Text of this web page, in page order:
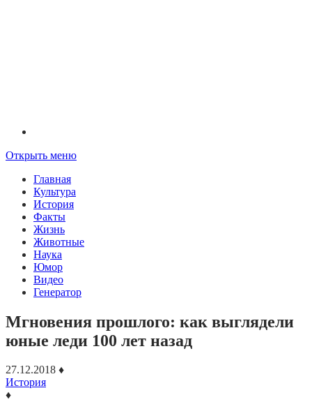
Открыть меню
Главная
Культура
История
Факты
Жизнь
Животные
Наука
Юмор
Видео
Генератор
Мгновения прошлого: как выглядели
юные леди 100 лет назад
27.12.2018 ♦
История
♦